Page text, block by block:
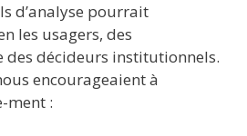
d’analyse pourrait
les usagers, des
des décideurs institutionnels.
encourageaient à
ment :